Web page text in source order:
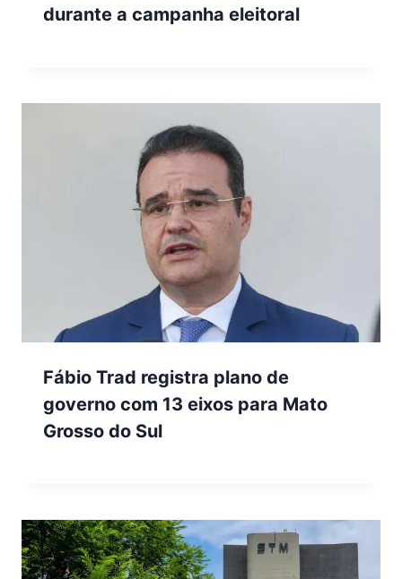
durante a campanha eleitoral
Fábio Trad registra plano de
governo com 13 eixos para Mato
Grosso do Sul